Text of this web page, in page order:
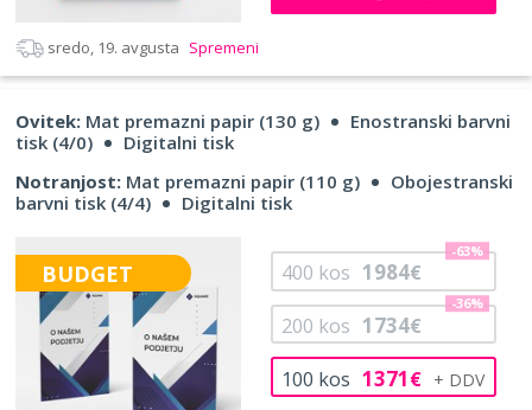
sredo, 19. avgusta Spremeni
Ovitek: Mat premazni papir (130 g)
Enostranski barvni
tisk (4/0)
Digitalni tisk
Notranjost: Mat premazni papir (110 g)
Obojestranski
barvni tisk (4/4)
Digitalni tisk
BUDGET
100 kos 1371€
200 kos 1734€
-36%
400 kos 1984€
-63%